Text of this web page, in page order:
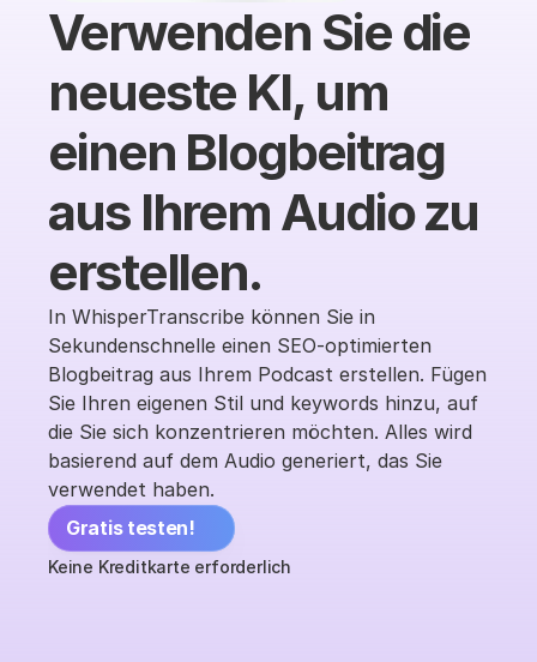
Verwenden Sie die
neueste KI, um
einen Blogbeitrag
aus Ihrem Audio zu
erstellen.
In WhisperTranscribe können Sie in
Sekundenschnelle einen SEO-optimierten
Blogbeitrag aus Ihrem Podcast erstellen. Fügen
Sie Ihren eigenen Stil und keywords hinzu, auf
die Sie sich konzentrieren möchten. Alles wird
basierend auf dem Audio generiert, das Sie
verwendet haben.
Gratis testen!
Keine Kreditkarte erforderlich